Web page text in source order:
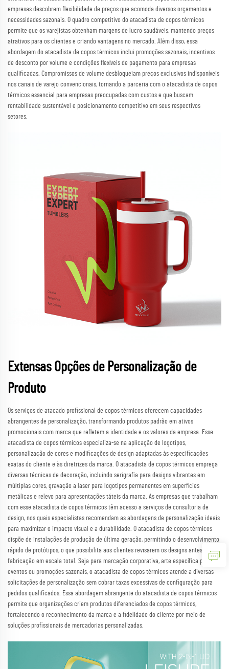
empresas descobrem flexibilidade de preços que acomoda diversos orçamentos e
necessidades sazonais. O quadro competitivo do atacadista de copos térmicos
permite que os varejistas obtenham margens de lucro saudáveis, mantendo preços
atrativos para os clientes e criando vantagens no mercado. Além disso, essa
abordagem do atacadista de copos térmicos inclui promoções sazonais, incentivos
de desconto por volume e condições flexíveis de pagamento para empresas
qualificadas. Compromissos de volume desbloqueiam preços exclusivos indisponíveis
nos canais de varejo convencionais, tornando a parceria com o atacadista de copos
térmicos essencial para empresas preocupadas com custos e que buscam
rentabilidade sustentável e posicionamento competitivo em seus respectivos
setores.
Extensas Opções de Personalização de
Produto
Os serviços de atacado profissional de copos térmicos oferecem capacidades
abrangentes de personalização, transformando produtos padrão em ativos
promocionais com marca que refletem a identidade e os valores da empresa. Esse
atacadista de copos térmicos especializa-se na aplicação de logotipos,
personalização de cores e modificações de design adaptadas às especificações
exatas do cliente e às diretrizes da marca. O atacadista de copos térmicos emprega
diversas técnicas de decoração, incluindo serigrafia para designs vibrantes em
múltiplas cores, gravação a laser para logotipos permanentes em superfícies
metálicas e relevo para apresentações táteis da marca. As empresas que trabalham
com esse atacadista de copos térmicos têm acesso a serviços de consultoria de
design, nos quais especialistas recomendam as abordagens de personalização ideais
para maximizar o impacto visual e a durabilidade. O atacadista de copos térmicos
dispõe de instalações de produção de última geração, permitindo o desenvolvimento
rápido de protótipos, o que possibilita aos clientes revisarem os designs antes da
fabricação em escala total. Seja para marcação corporativa, arte específica para
eventos ou promoções sazonais, o atacadista de copos térmicos atende a diversas
solicitações de personalização sem cobrar taxas excessivas de configuração para
pedidos qualificados. Essa abordagem abrangente do atacadista de copos térmicos
permite que organizações criem produtos diferenciados de copos térmicos,
fortalecendo o reconhecimento da marca e a fidelidade do cliente por meio de
soluções profissionais de mercadorias personalizadas.